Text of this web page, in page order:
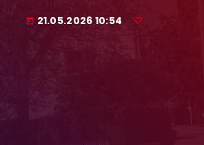
today 21.05.2026 10:54